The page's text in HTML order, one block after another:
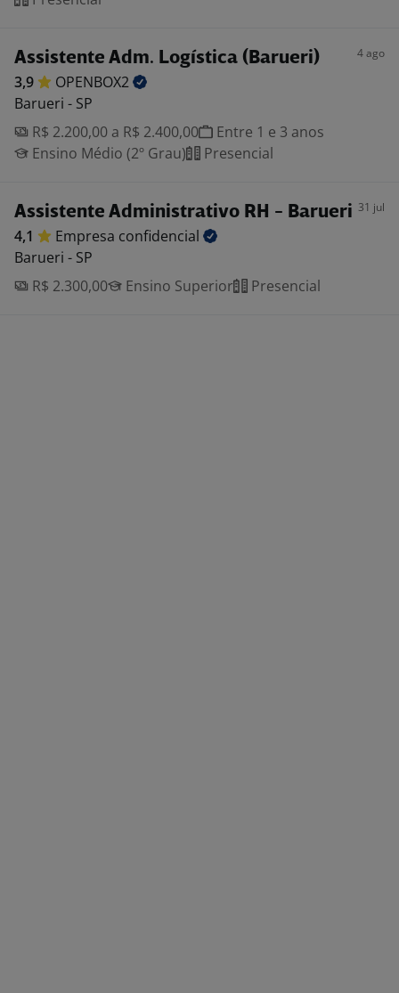
Assistente Adm. Logística (Barueri) 4 ago
3,9
OPENBOX2
Barueri - SP
R$ 2.200,00 a R$ 2.400,00
Entre 1 e 3 anos
Ensino Médio (2º Grau)
Presencial
Assistente Administrativo RH - Barueri 31 jul
4,1 Empresa confidencial
Barueri - SP
R$ 2.300,00
Ensino Superior Presencial